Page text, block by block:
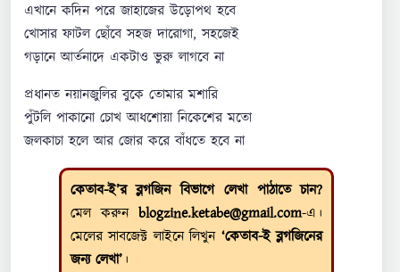
এখানে কদিন পরে জাহাজের উড়োপথ হবে
খোসার ফাটল ছোঁবে সহজ দারোগা, সহজেই
গড়ানে আর্তনাদে একটাও ভুরু লাগবে না
প্রধানত নয়ানজুলির বুকে তোমার মশারি
পুঁটলি পাকানো চোখ আধশোয়া নিকেশের মতো
জলকাচা হলে আর জোর করে বাঁধতে হবে না
কেতাব-ই’র ব্লগজিন বিভাগে লেখা পাঠাতে চান?
মেল করুনblogzine.ketabe@gmail.com-এ।
মেলের সাবজেক্ট লাইনে লিখুন ‘কেতাব-ই ব্লগজিনের
জন্য লেখা’।